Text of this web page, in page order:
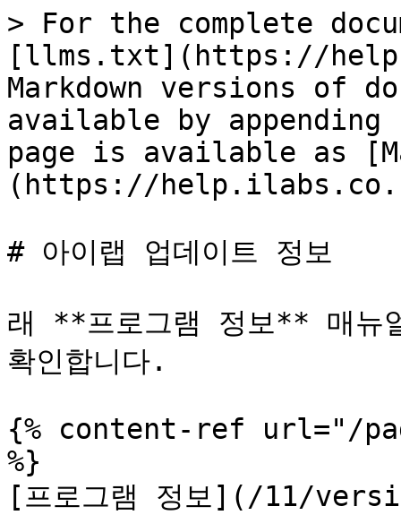
> For the complete
[llms.txt](https://
Markdown versions of
available by
page is available as
(https://
# 아이랩 업데이트 정보
래 **프로그램 정보** 매뉴
확인합니다.
{% content-ref url="/
%}
[프로그램 정보](/11/